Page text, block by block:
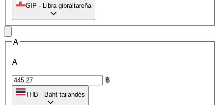
GIP - Libra gibraltareña
A
A
฿
THB - Baht tailandés